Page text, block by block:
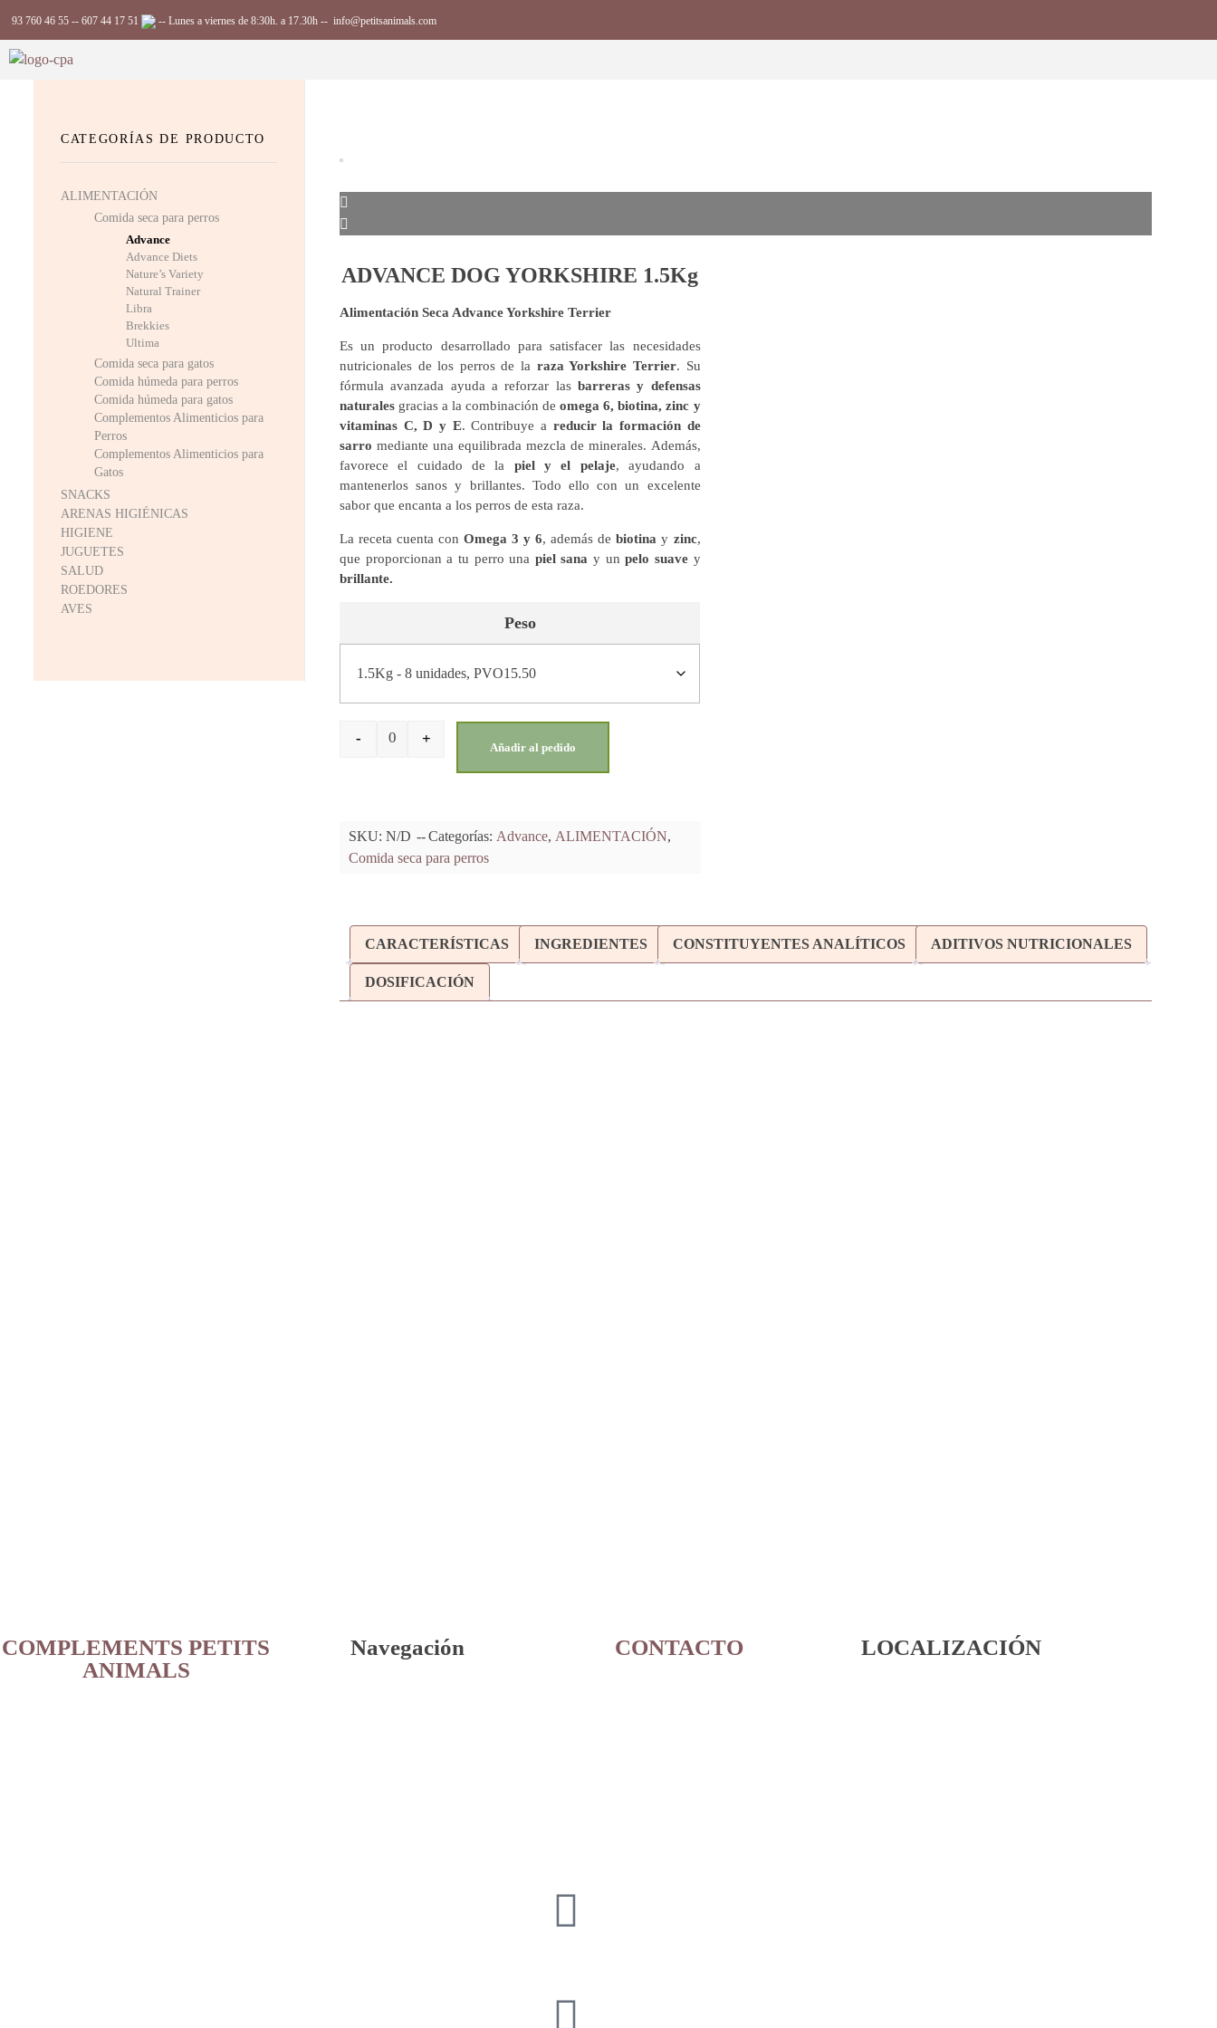
93 760 46 55 -- 607 44 17 51 -- Lunes a viernes de 8:30h. a 17.30h -- info@petitsanimals.com
ADVANCE DOG YORKSHIRE 1.5Kg
Alimentación Seca Advance Yorkshire Terrier
Es un producto desarrollado para satisfacer las necesidades
nutricionales de los perros de la raza Yorkshire Terrier. Su
fórmula avanzada ayuda a reforzar las barreras y defensas
naturales gracias a la combinación deomega 6, biotina, zinc y
vitaminas C, D y E. Contribuye a reducir la formación de
sarro mediante una equilibrada mezcla de minerales. Además,
favorece el cuidado de la piel y el pelaje, ayudando a
mantenerlos sanos y brillantes. Todo ello con un excelente
sabor que encanta a los perros de esta raza.
La receta cuenta conOmega 3 y 6, además debiotina y zinc,
que proporcionan a tu perro una piel sana y un pelo suave y
brillante.
Peso
- +
Añadir al pedido
SKU: N/D Categorías: Advance, ALIMENTACIÓN,
Comida seca para perros
CARACTERÍSTICAS INGREDIENTES CONSTITUYENTES ANALÍTICOS ADITIVOS NUTRICIONALES
DOSIFICACIÓN
CATEGORÍAS DE PRODUCTO
ALIMENTACIÓN
Comida seca para perros
Advance
Advance Diets
Nature’s Variety
Natural Trainer
Libra
Brekkies
Ultima
Comida seca para gatos
Comida húmeda para perros
Comida húmeda para gatos
Complementos Alimenticios para
Perros
Complementos Alimenticios para
Gatos
SNACKS
ARENAS HIGIÉNICAS
HIGIENE
JUGUETES
SALUD
ROEDORES
AVES
COMPLEMENTS PETITS
ANIMALS
Navegación CONTACTO LOCALIZACIÓN